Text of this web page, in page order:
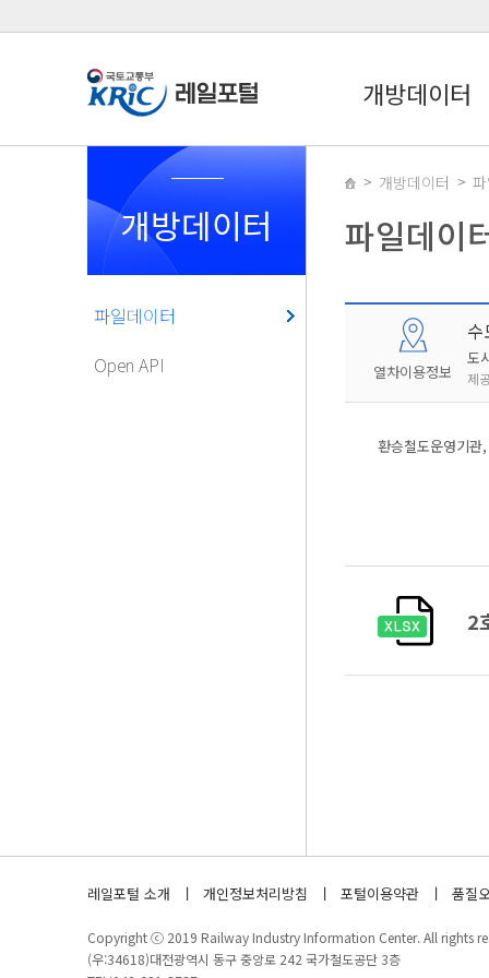
개방데이터
개방데이터
파일데이터
Open API
개방데이터
파일데이
열차이용정보
도
제
환승철도운영기
2
레일포털 소개 개인정보처리방침 포털이용약관 품질
Copyright ⓒ 2019 Railway Industry Information Center. All rights
(우:34618)대전광역시 동구 중앙로 242 국가철도공단 3층